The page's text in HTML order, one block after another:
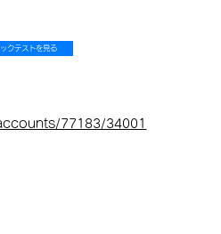
77183/34001
クテストを見る